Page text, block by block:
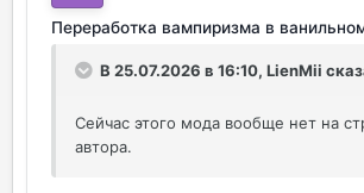
Переработка вампиризма в
В 25.07.2026 в 16:10, LienMii
Сейчас этого мода вообще нет на
автора.